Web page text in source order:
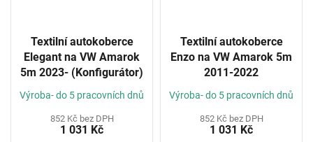
Textilní autokoberce
Elegant na VW Amarok
5m 2023- (Konfigurátor)
Výroba- do 5 pracovních dnů
852 Kč bez DPH
1 031 Kč
Textilní autokoberce
Enzo na VW Amarok 5m
2011-2022
Výroba- do 5 pracovních dnů
852 Kč bez DPH
1 031 Kč